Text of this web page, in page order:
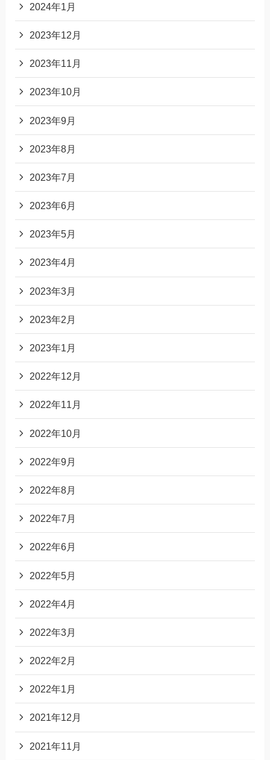
2024年1月
2023年12月
2023年11月
2023年10月
2023年9月
2023年8月
2023年7月
2023年6月
2023年5月
2023年4月
2023年3月
2023年2月
2023年1月
2022年12月
2022年11月
2022年10月
2022年9月
2022年8月
2022年7月
2022年6月
2022年5月
2022年4月
2022年3月
2022年2月
2022年1月
2021年12月
2021年11月